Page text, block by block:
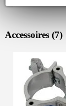
Accessoires (7)